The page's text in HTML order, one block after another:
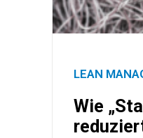
LEAN
Wie